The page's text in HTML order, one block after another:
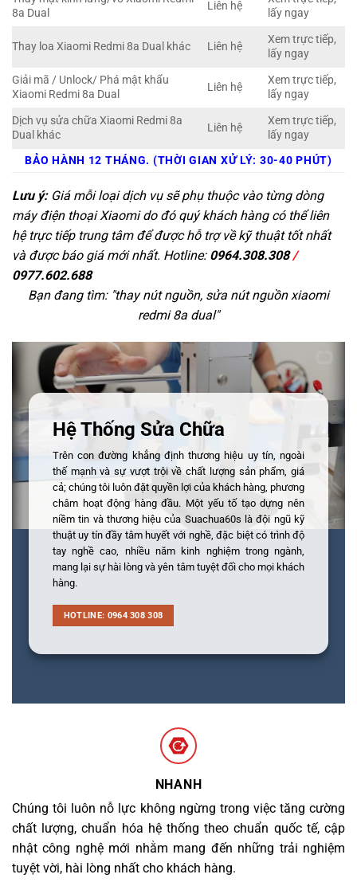
8a Dual
Liên hệ
lấy ngay
Thay loa Xiaomi Redmi 8a Dual khác Liên hệ
Xem trực tiếp,
lấy ngay
Giải mã / Unlock/ Phá mật khẩu
Xiaomi Redmi 8a Dual
Liên hệ
Xem trực tiếp,
lấy ngay
Dịch vụ sửa chữa Xiaomi Redmi 8a
Dual khác
Liên hệ
Xem trực tiếp,
lấy ngay
BẢO HÀNH 12 THÁNG. (THỜI GIAN XỬ LÝ: 30-40 PHÚT)
Lưu ý:Giá mỗi loại dịch vụ sẽ phụ thuộc vào từng dòng
máy điện thoại Xiaomi do đó quý khách hàng có thể liên
hệ trực tiếp trung tâm để được hỗ trợ về kỹ thuật tốt nhất
và được báo giá mới nhất. Hotline: 0964.308.308/
0977.602.688
Bạn đang tìm: "thay nút nguồn, sửa nút nguồn xiaomi
redmi 8a dual"
Hệ Thống Sửa Chữa
Trên con đường khẳng định thương hiệu uy tín, ngoài
thế mạnh và sự vượt trội về chất lượng sản phẩm, giá
cả; chúng tôi luôn đặt quyền lợi của khách hàng, phương
châm hoạt động hàng đầu. Một yếu tố tạo dựng nên
niềm tin và thương hiệu của Suachua60s là đội ngũ kỹ
thuật uy tín đầy tâm huyết với nghề, đặc biệt có trình độ
tay nghề cao, nhiều năm kinh nghiệm trong ngành,
mang lại sự hài lòng và yên tâm tuyệt đối cho mọi khách
hàng.
HOTLINE: 0964 308 308
NHANH
Chúng tôi luôn nỗ lực không ngừng trong việc tăng cường
chất lượng, chuẩn hóa hệ thống theo chuẩn quốc tế, cập
nhật công nghệ mới nhằm mang đến những trải nghiệm
tuyệt vời, hài lòng nhất cho khách hàng.